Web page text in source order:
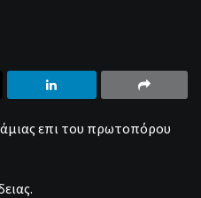
επι του πρωτοπόρου